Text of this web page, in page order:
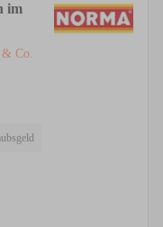
im
Co.